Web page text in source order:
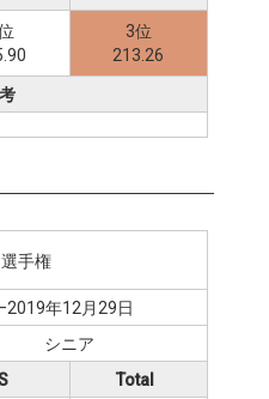
3位
213.26
手権
年12月29日
シニア
Total